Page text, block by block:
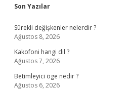
Sidebar
Son Yazılar
Sürekli değişkenler nelerdir ?
Ağustos 8, 2026
Kakofoni hangi dil ?
Ağustos 7, 2026
Betimleyici öge nedir ?
Ağustos 6, 2026